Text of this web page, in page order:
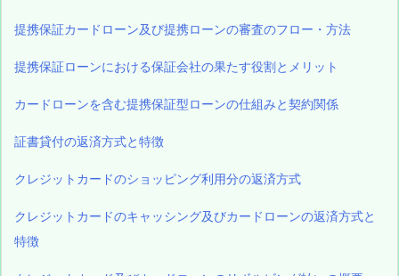
提携保証カードローン及び提携ローンの審査のフロー・方法
提携保証ローンにおける保証会社の果たす役割とメリット
カードローンを含む提携保証型ローンの仕組みと契約関係
証書貸付の返済方式と特徴
クレジットカードのショッピング利用分の返済方式
クレジットカードのキャッシング及びカードローンの返済方式と
特徴